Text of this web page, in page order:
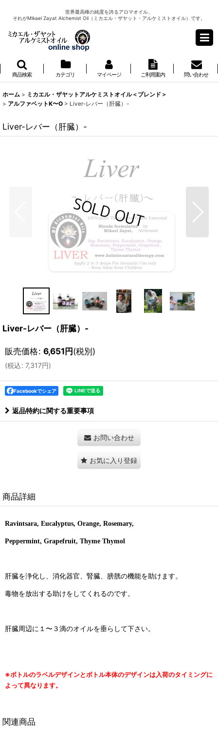
世界最高峰の純度を誇るアロマオイル、
それがMikael Zayat Alchemist Oil（ミカエル・ザヤット・アルケミストオイル）です。
商品検索 カテゴリ マイページ ご利用案内 問い合わせ
ホーム > ミカエル・ザヤットアルケミストオイル＜ブレンド＞
> アルファベットK〜O > Liver-レバー（肝臓）-
Liver-レバー（肝臓）-
Liver-レバー（肝臓）-
販売価格: 6,651円(税別)
(税込: 7,317円)
Facebookでシェア
返品特約に関する重要事項
お問い合わせ
お気に入り登録
商品詳細
Ravintsara, Eucalyptus, Orange, Rosemary,
Peppermint, Grapefruit, Thyme Thymol
肝臓を浄化し、消化器官、腎臓、膀胱の機能を助けます。
毒物を放出する助けをしてくれるのです。
肝臓周辺に１〜３滴のオイルを垂らして下さい。
※ボトルのラベルデザインとボトル本体のデザインは入荷のタイミングに
よって異なります。
関連商品